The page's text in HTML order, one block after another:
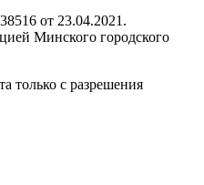
от 23.04.2021.
Минского городского
только с разрешения